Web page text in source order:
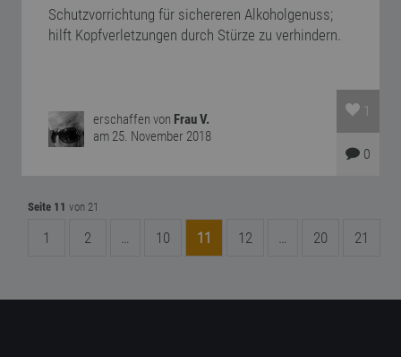
Schutzvorrichtung für sichereren Alkoholgenuss;
hilft Kopfverletzungen durch Stürze zu verhindern.
erschaffen von Frau V.
am 25. November 2018
1
0
Seite 11 von 21
1 2 … 10 11 12 … 20 21